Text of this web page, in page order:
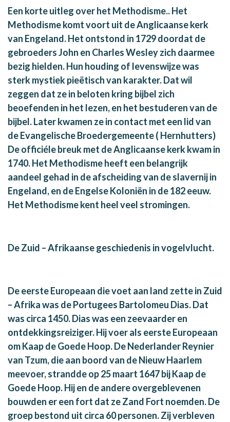
Een korte uitleg over het Methodisme.. Het
Methodisme komt voort uit de Anglicaanse kerk
van Engeland. Het ontstond in 1729 doordat de
gebroeders John en Charles Wesley zich daarmee
bezig hielden. Hun houding of levenswijze was
sterk mystiek pieëtisch van karakter. Dat wil
zeggen dat ze in beloten kring bijbel zich
beoefenden in het lezen, en het bestuderen van de
bijbel. Later kwamen ze in contact met een lid van
de Evangelische Broedergemeente ( Hernhutters)
De officiéle breuk met de Anglicaanse kerk kwam in
1740. Het Methodisme heeft een belangrijk
aandeel gehad in de afscheiding van de slavernij in
Engeland, en de Engelse Koloniën in de 182 eeuw.
Het Methodisme kent heel veel stromingen.
De Zuid – Afrikaanse geschiedenis in vogelvlucht.
De eerste Europeaan die voet aan land zette in Zuid
– Afrika was de Portugees Bartolomeu Dias. Dat
was circa 1450. Dias was een zeevaarder en
ontdekkingsreiziger. Hij voer als eerste Europeaan
om Kaap de Goede Hoop. De Nederlander Reynier
van Tzum, die aan boord van de Nieuw Haarlem
meevoer, strandde op 25 maart 1647 bij Kaap de
Goede Hoop. Hij en de andere overgeblevenen
bouwden er een fort dat ze Zand Fort noemden. De
groep bestond uit circa 60 personen. Zij verbleven